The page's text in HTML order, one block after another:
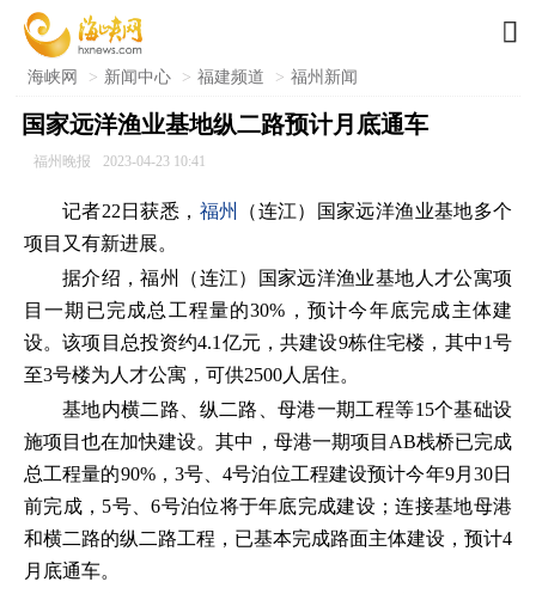

海峡网 > 新闻中心 > 福建频道 > 福州新闻
国家远洋渔业基地纵二路预计月底通车
福州晚报 2023-04-23 10:41
记者22日获悉， 福州
（连江）国家远洋渔业基地多个
项目又有新进展。
据介绍，福州（连江）国家远洋渔业基地人才公寓项
目一期已完成总工程量的30%，预计今年底完成主体建
设。该项目总投资约4.1亿元，共建设9栋住宅楼，其中1号
至3号楼为人才公寓，可供2500人居住。
基地内横二路、纵二路、母港一期工程等15个基础设
施项目也在加快建设。其中，母港一期项目AB栈桥已完成
总工程量的90%，3号、4号泊位工程建设预计今年9月30日
前完成，5号、6号泊位将于年底完成建设；连接基地母港
和横二路的纵二路工程，已基本完成路面主体建设，预计4
月底通车。